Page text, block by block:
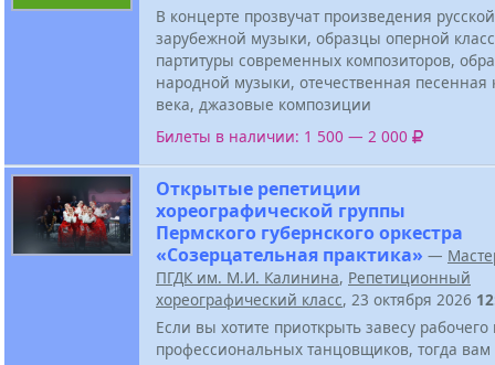
В концерте прозвучат произведения
зарубежной музыки, образцы оперной
партитуры современных композиторов,
народной музыки, отечественная песенная
века, джазовые композиции
Билеты в наличии: 1 500 — 2 000
Открытые репетиции
хореографической группы
Пермского губернского оркестра
«Созерцательная практика» —
ПГДК им. М.И. Калинина, Репетиционный
хореографический класс, 23 октября 2026
Если вы хотите приоткрыть завесу рабочего
профессиональных танцовщиков, тогда